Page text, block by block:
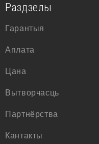
Раздзелы
Гарантыя
Аплата
Цана
Вытворчасць
Партнёрства
Кантакты